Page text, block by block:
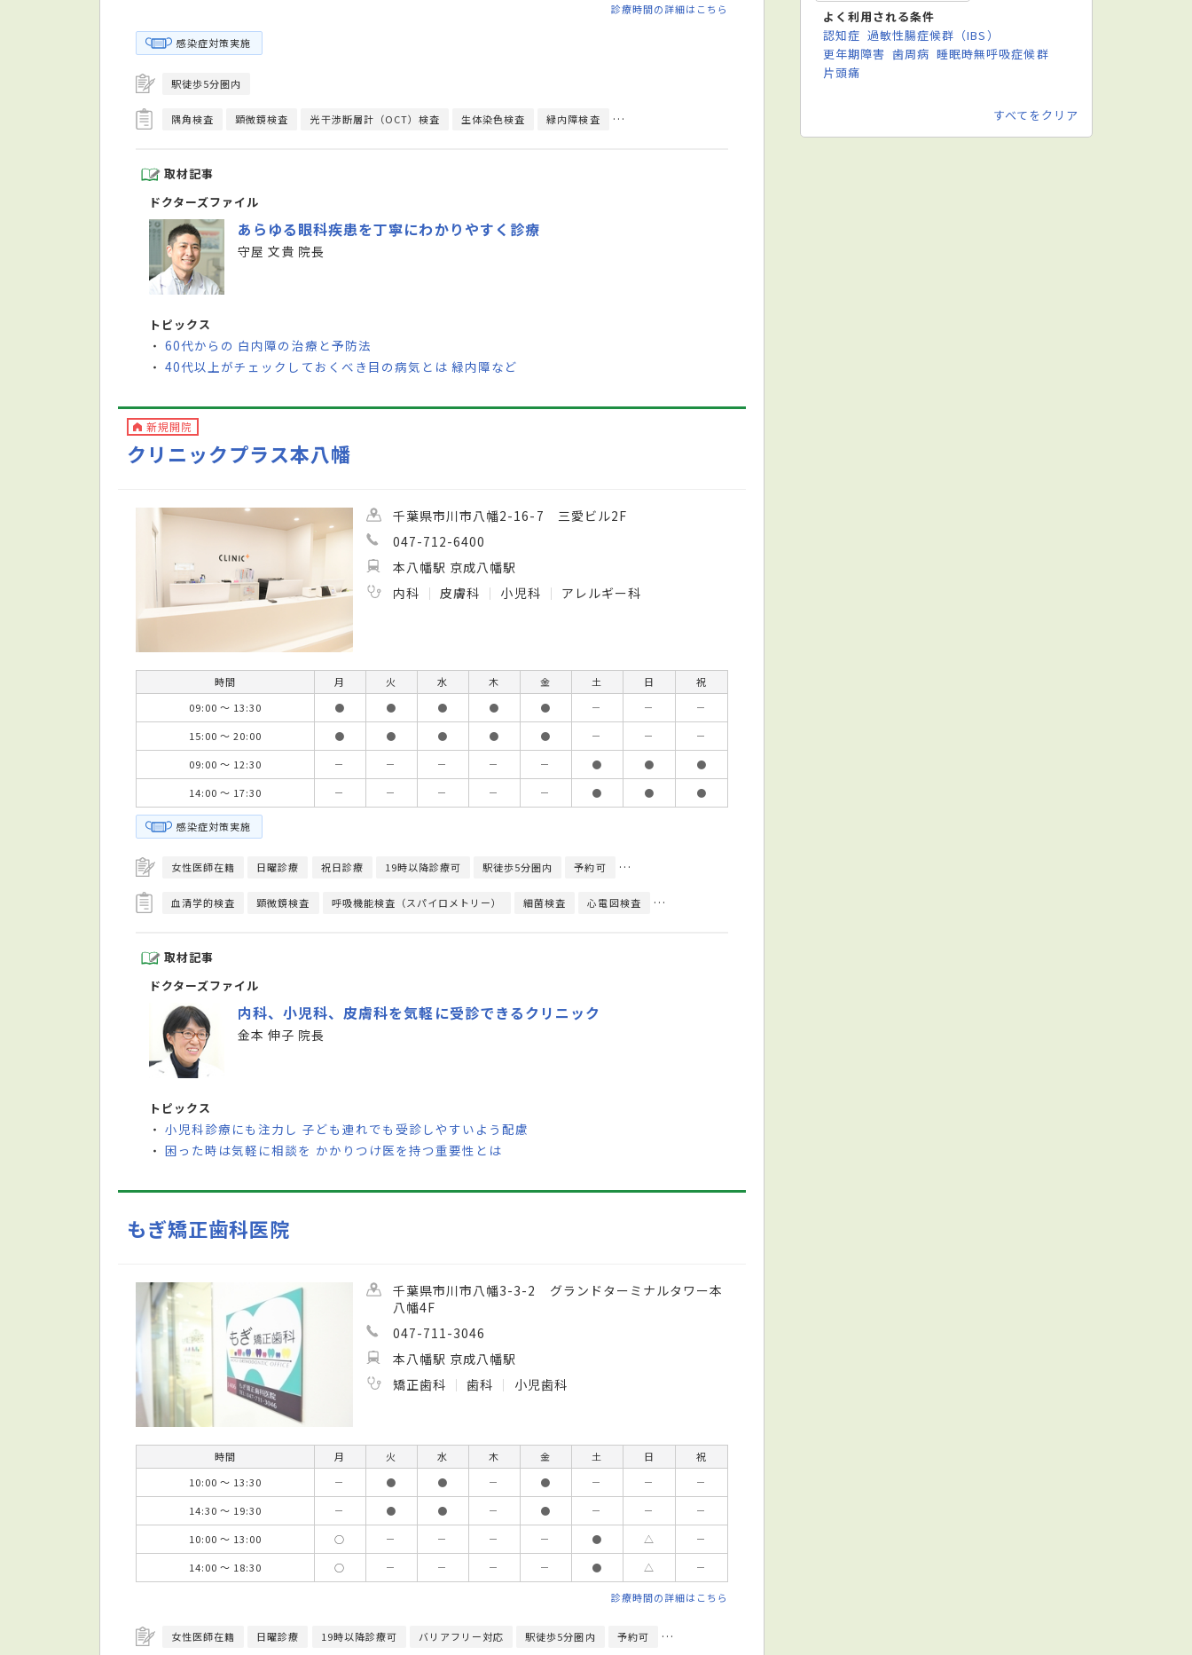
診療時間の詳細はこちら
感染症対策実施
駅徒歩5分圏内
隅角検査 顕微鏡検査 光干渉断層計（OCT）検査 生体染色検査 緑内障検査 涙液層破壊時間検査 眼科検診 眼球運動検査
取材記事
ドクターズファイル
あらゆる眼科疾患を丁寧にわかりやすく診療
守屋 文貴 院長
トピックス
・60代からの 白内障の治療と予防法
・40代以上がチェックしておくべき目の病気とは 緑内障など
新規開院
クリニックプラス本八幡
千葉県市川市八幡2-16-7 三愛ビル2F
047-712-6400
本八幡駅 京成八幡駅
内科
皮膚科 小児科 アレルギー科
時間 月 火 水 木 金 土 日
祝
09:00 ～ 13:30
● ● ● ● ● － －
－
15:00 ～ 20:00
● ● ● ● ● － －
－
09:00 ～ 12:30
－ － － － － ● ●
●
14:00 ～ 17:30
－ － － － － ● ● ●
感染症対策実施
女性医師在籍 日曜診療 祝日診療 19時以降診療可 駅徒歩5分圏内 予約可 エレベーターあり
血清学的検査 顕微鏡検査 呼吸機能検査（スパイロメトリー） 細菌検査 心電図検査 神経学的検査
取材記事
ドクターズファイル
内科、小児科、皮膚科を気軽に受診できるクリニック
金本 伸子 院長
トピックス
・小児科診療にも注力し 子ども連れでも受診しやすいよう配慮
・困った時は気軽に相談を かかりつけ医を持つ重要性とは
もぎ矯正歯科医院
千葉県市川市八幡3-3-2 グランドターミナルタワー本
八幡4F
047-711-3046
本八幡駅 京成八幡駅
矯正歯科
歯科 小児歯科
時間 月 火 水 木 金 土 日
祝
10:00 ～ 13:30
－ ● ● － ● － －
－
14:30 ～ 19:30
－ ● ● － ● － －
－
10:00 ～ 13:00
○ － － － － ● △
－
14:00 ～ 18:30
○ － － － － ● △ －
診療時間の詳細はこちら
女性医師在籍 日曜診療 19時以降診療可 バリアフリー対応 駅徒歩5分圏内 予約可 英語対応可
よく利用される条件
認知症 過敏性腸症候群（IBS）
更年期障害 歯周病 睡眠時無呼吸症候群
片頭痛
すべてをクリア